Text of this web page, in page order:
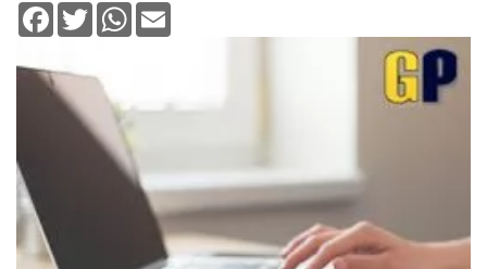
Enviar resposta
Digite seu email para verificar seu
comentário.